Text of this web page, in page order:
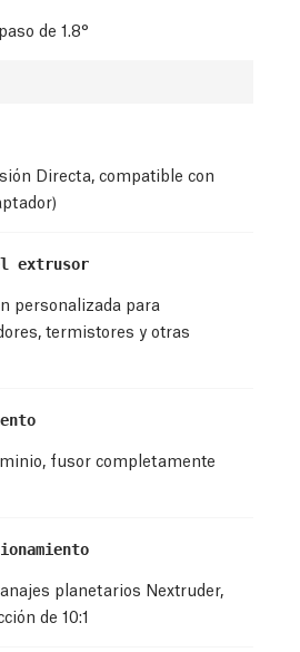
de 1.8°
Directa, compatible con
extrusor
personalizada para
termistores y otras
fusor completamente
planetarios Nextruder,
de 10:1